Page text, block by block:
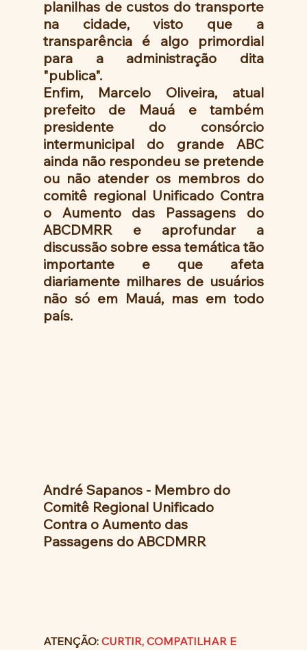
planilhas de custos do transporte
na cidade, visto que a
transparência é algo primordial
para a administração dita
"publica".
Enfim, Marcelo Oliveira, atual
prefeito de Mauá e também
presidente do consórcio
intermunicipal do grande ABC
ainda não respondeu se pretende
ou não atender os membros do
comitê regional Unificado Contra
o Aumento das Passagens do
ABCDMRR e aprofundar a
discussão sobre essa temática tão
importante e que afeta
diariamente milhares de usuários
não só em Mauá, mas em todo
país.
André Sapanos - Membro do
Comitê Regional Unificado
Contra o Aumento das
Passagens do ABCDMRR
ATENÇÃO: CURTIR, COMPATILHAR E